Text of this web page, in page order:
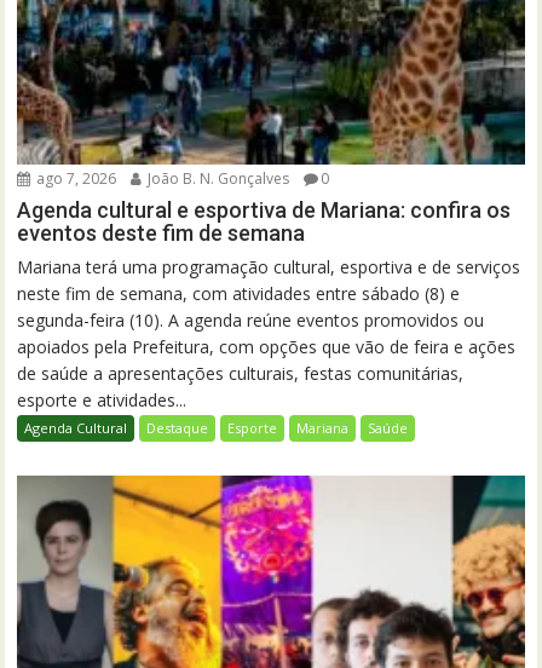
ago 7, 2026 João B. N. Gonçalves 0
Agenda cultural e esportiva de Mariana: confira os
eventos deste fim de semana
Mariana terá uma programação cultural, esportiva e de serviços
neste fim de semana, com atividades entre sábado (8) e
segunda-feira (10). A agenda reúne eventos promovidos ou
apoiados pela Prefeitura, com opções que vão de feira e ações
de saúde a apresentações culturais, festas comunitárias,
esporte e atividades...
Agenda Cultural Destaque Esporte Mariana Saúde